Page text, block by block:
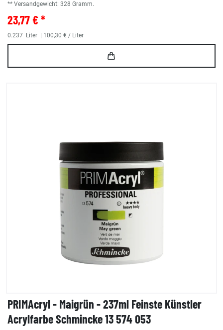
** Versandgewicht: 328 Gramm.
23,77 € *
0.237 Liter | 100,30 € / Liter
PRIMAcryl - Maigrün - 237ml Feinste Künstler
Acrylfarbe Schmincke 13 574 053